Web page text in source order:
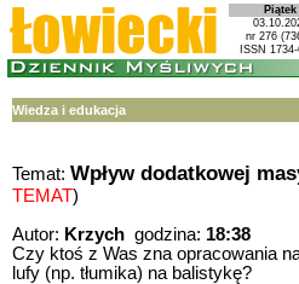
Piątek
nr 276
ISSN
Wiedza i edukacja
Temat: Wpływ dodatkowej
TEMAT)
Autor: Krzych godzina: 18:38
Czy ktoś z Was zna opracowania
lufy (np. tłumika) na balistykę?